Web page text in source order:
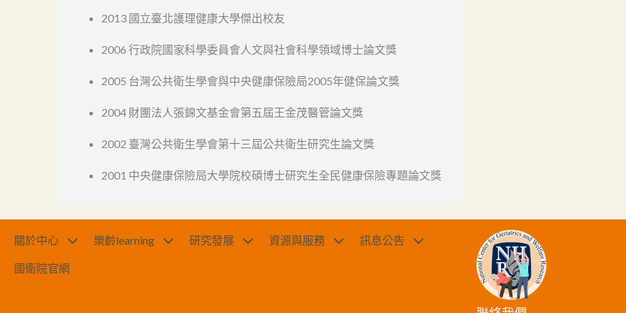
2013 國立臺北護理健康大學傑出校友
2006 行政院國家科學委員會人文與社會科學領域博士論文獎
2005 台灣公共衛生學會與中央健康保險局2005年健保論文獎
2004 財團法人張錦文基金會第五屆王金茂醫管論文獎
2002 臺灣公共衛生學會第十三屆公共衛生研究生論文獎
2001 中央健康保險局大學院校碩博士研究生全民健康保險專題論文獎
關於中心 樂齡learning 研究發展 資源與服務 訊息公告
國衛院官網